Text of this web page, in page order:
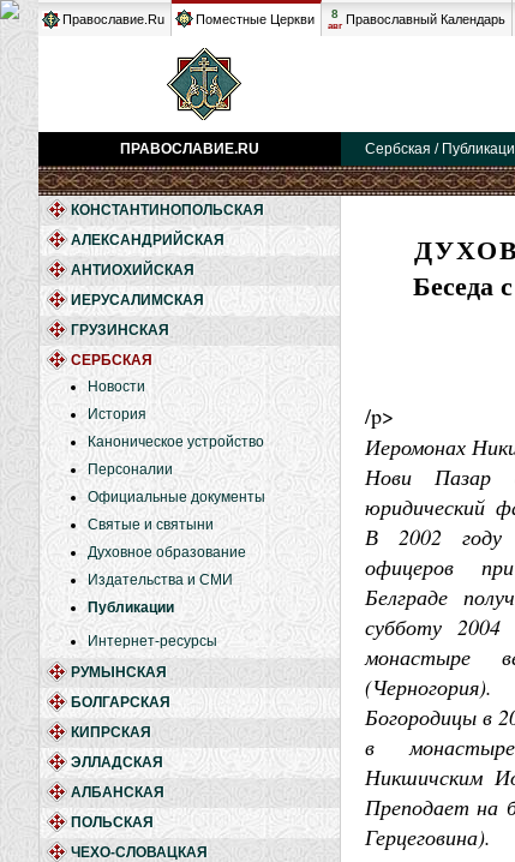
Православие.Ru Поместные Церкви 8
авг Православный Календарь
ПРАВОСЛАВИЕ.RU Сербская /
КОНСТАНТИНОПОЛЬСКАЯ
АЛЕКСАНДРИЙСКАЯ
АНТИОХИЙСКАЯ
ИЕРУСАЛИМСКАЯ
ГРУЗИНСКАЯ
СЕРБСКАЯ
Новости
История
Каноническое устройство
Персоналии
Официальные документы
Святые и святыни
Духовное образование
Издательства и СМИ
Публикации
Интернет-ресурсы
РУМЫНСКАЯ
БОЛГАРСКАЯ
КИПРСКАЯ
ЭЛЛАДСКАЯ
АЛБАНСКАЯ
ПОЛЬСКАЯ
ЧЕХО-СЛОВАЦКАЯ
Беседа
/p>
Иеромонах
Нови Пазар
юридический
В 2002 году
офицеров
Белграде
субботу 2004
монастыре
Богородицы в
в
Никшичским
Преподает на
Герцеговина).